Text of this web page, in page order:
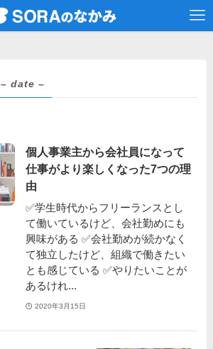
– date –
個人事業主から会社員になって
仕事がより楽しくなった7つの理
由
✅学生時代からフリーランスとし
て働いているけど、会社勤めにも
興味がある ✅会社勤めが続かなく
て独立したけど、組織で働きたい
とも感じている ✅やりたいことが
あるけれ...
2020年3月15日